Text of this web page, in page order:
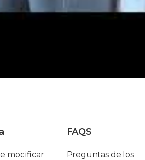
modificar
FAQS
Preguntas de los